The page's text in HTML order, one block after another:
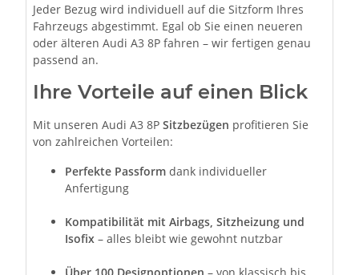
Jeder Bezug wird individuell auf die Sitzform Ihres
Fahrzeugs abgestimmt. Egal ob Sie einen neueren
oder älteren Audi A3 8P fahren – wir fertigen genau
passend an.
Ihre Vorteile auf einen Blick
Mit unseren Audi A3 8P Sitzbezügen profitieren Sie
von zahlreichen Vorteilen:
Perfekte Passform dank individueller
Anfertigung
Kompatibilität mit Airbags, Sitzheizung und
Isofix – alles bleibt wie gewohnt nutzbar